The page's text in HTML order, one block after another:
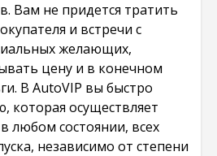
Вам не придется тратить
и встречи с
желающих,
цену и в конечном
В AutoVIP вы быстро
которая осуществляет
любом состоянии, всех
независимо от степени